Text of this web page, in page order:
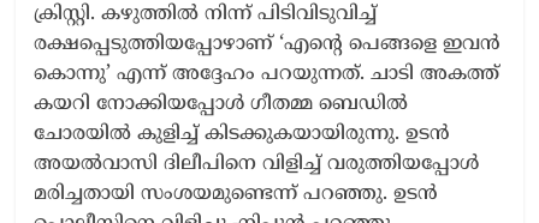
ക്രിസ്റ്റി. കഴുത്തിൽ നിന്ന് പിടിവിടുവിച്ച്
രക്ഷപ്പെടുത്തിയപ്പോഴാണ് ‘എന്റെ പെങ്ങളെ ഇവൻ
കൊന്നു’ എന്ന് അദ്ദേഹം പറയുന്നത്. ചാടി അകത്ത്
കയറി നോക്കിയപ്പോൾ ഗീതമ്മ ബെഡിൽ
ചോരയിൽ കുളിച്ച് കിടക്കുകയായിരുന്നു. ഉടൻ
അയൽവാസി ദിലീപിനെ വിളിച്ച് വരുത്തിയപ്പോൾ
മരിച്ചതായി സംശയമുണ്ടെന്ന് പറഞ്ഞു. ഉടൻ